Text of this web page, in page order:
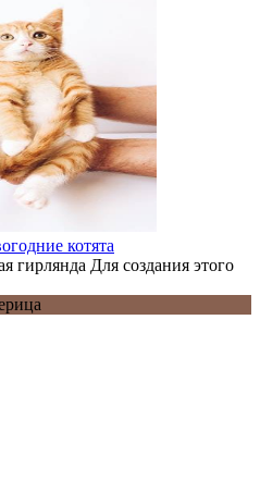
котята
гирлянда Для создания этого